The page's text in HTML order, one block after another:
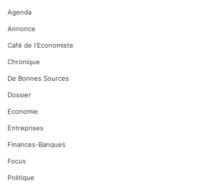
Agenda
Annonce
Café de l'Economiste
Chronique
De Bonnes Sources
Dossier
Economie
Entreprises
Finances-Banques
Focus
Politique